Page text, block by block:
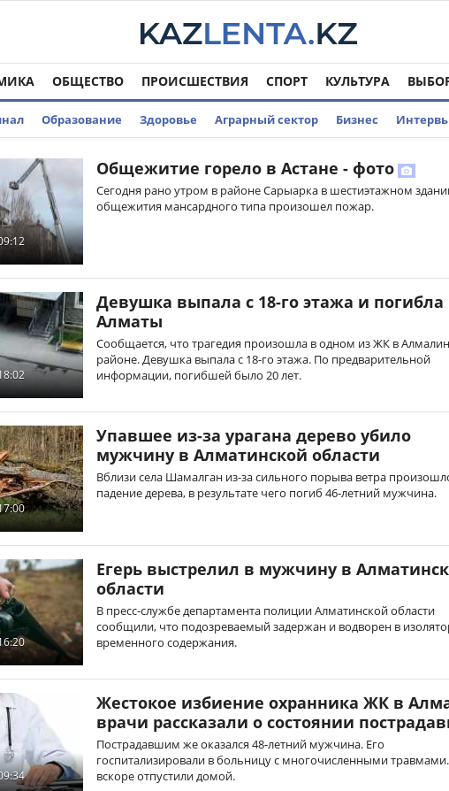
ОБЩЕСТВО ПРОИСШЕСТВИЯ СПОРТ КУЛЬТУРА
Образование Здоровье Аграрный сектор Бизнес
Общежитие горело в Астане - фото
Сегодня рано утром в районе Сарыарка в шестиэтажном
общежития мансардного типа произошел пожар.
Девушка выпала с 18-го этажа и погибла
Алматы
Сообщается, что трагедия произошла в одном из ЖК в
районе. Девушка выпала с 18-го этажа. По предварительной
информации, погибшей было 20 лет.
Упавшее из-за урагана дерево убило
мужчину в Алматинской области
Вблизи села Шамалган из-за сильного порыва ветра
падение дерева, в результате чего погиб 46-летний мужчина.
Егерь выстрелил в мужчину в
области
В пресс-службе департамента полиции Алматинской области
сообщили, что подозреваемый задержан и водворен в
временного содержания.
Жестокое избиение охранника ЖК в
врачи рассказали о состоянии
Пострадавшим же оказался 48-летний мужчина. Его
госпитализировали в больницу с многочисленными
вскоре отпустили домой.